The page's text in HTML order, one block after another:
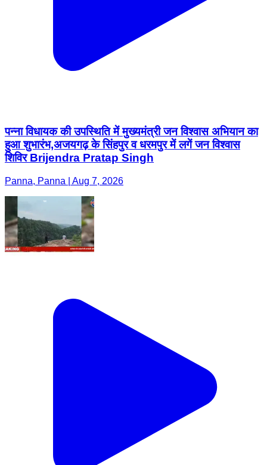
पन्ना विधायक की उपस्थिति में मुख्यमंत्री जन विश्वास अभियान का
हुआ शुभारंभ,अजयगढ़ के सिंहपुर व धरमपुर में लगें जन विश्वास
शिविर Brijendra Pratap Singh
Panna, Panna | Aug 7, 2026